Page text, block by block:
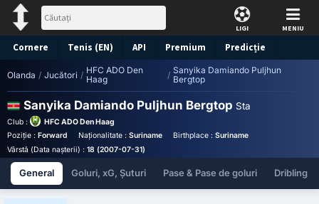
LIGI MENIU
Cornere Tenis (EN) API Premium Predicție
Olanda / Jucători / HFC ADO Den
Haag
/ Sanyika Damiando Puljhun
Bergtop
Sanyika Damiando Puljhun Bergtop Statistici
Club :
HFC ADO Den Haag
Poziție : Forward Naționalitate : Suriname Birthplace :Suriname - Suriname
Vârstă (Data nașterii) : 18 (2007-07-31)
General Goluri, xG, Șuturi Pase & Pase de goluri Dribling